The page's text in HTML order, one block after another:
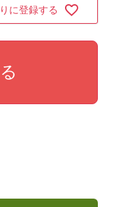
に登録する